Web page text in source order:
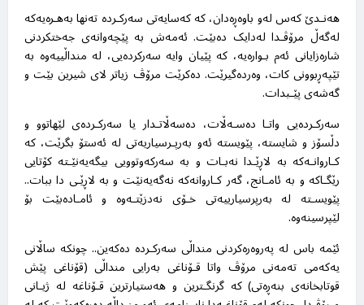
هەنـدێ کەس لەو باوەڕەدان، کە کەسایەتی سەرکـردە تەنها بەهـرەیەکە
لەگەڵ مرۆڤـدا لەدایک دەبێت. ئەمەش بە پێچەوانەی جەختکردنی
شارەزایانی ئەم بـوارەیە، کە پێیان وایە سەرکردەیی، لە منداڵییەوە بە
تێپەڕبوونی کات، وەردەگیرێت. دەکرێت مرۆڤ زیاتر لای شیرین بێت و
گەشەی پێـبدات.
سەرکـردەیی واتـا دەسـەڵات، دەسەڵاتـدار یا سەرکـردەی لێهاتوو و
دڵسۆز و شایستە، پێویستە ئەو بەرپـرسیاریەتی لە ئەستۆ بگرێت، کە
کـاروانـەکە بە لاڕێـدا نەبـات و بە سەرکەوتوویی بیگەیەنێـتە کۆتایی
رێگـاکە و بە ئامـانج، گەر کـاروانەکە نەگەیەنێت و بە لاڕێـی دا ببات..
پێویسـتە لە بەرپرسیارییەتی خـۆی نەدزێتـەوە و ئامـادەبێت بۆ
لێپرسینەوە.
ئێمە باس لە پەروەرەکردنی منداڵی سەرکـردە دەکەین.. چونکە ساڵانی
یەکەمی تەمەنی مرۆڤ واتا قـۆناغی بەرایی منداڵی (قۆناغی پێش
قوتابخانەی بنەڕەتی) کە گرنگـترین و هەستیارترین قـۆناغە لە ژیـانی